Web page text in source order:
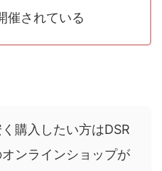
催されている
購入したい方はDSR
ンラインショップが